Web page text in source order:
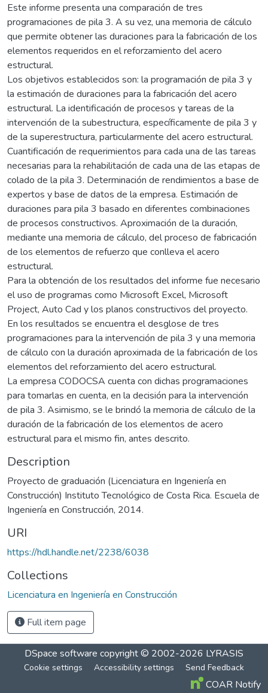
Este informe presenta una comparación de tres
programaciones de pila 3. A su vez, una memoria de cálculo
que permite obtener las duraciones para la fabricación de los
elementos requeridos en el reforzamiento del acero
estructural.
Los objetivos establecidos son: la programación de pila 3 y
la estimación de duraciones para la fabricación del acero
estructural. La identificación de procesos y tareas de la
intervención de la subestructura, específicamente de pila 3 y
de la superestructura, particularmente del acero estructural.
Cuantificación de requerimientos para cada una de las tareas
necesarias para la rehabilitación de cada una de las etapas de
colado de la pila 3. Determinación de rendimientos a base de
expertos y base de datos de la empresa. Estimación de
duraciones para pila 3 basado en diferentes combinaciones
de procesos constructivos. Aproximación de la duración,
mediante una memoria de cálculo, del proceso de fabricación
de los elementos de refuerzo que conlleva el acero
estructural.
Para la obtención de los resultados del informe fue necesario
el uso de programas como Microsoft Excel, Microsoft
Project, Auto Cad y los planos constructivos del proyecto.
En los resultados se encuentra el desglose de tres
programaciones para la intervención de pila 3 y una memoria
de cálculo con la duración aproximada de la fabricación de los
elementos del reforzamiento del acero estructural.
La empresa CODOCSA cuenta con dichas programaciones
para tomarlas en cuenta, en la decisión para la intervención
de pila 3. Asimismo, se le brindó la memoria de cálculo de la
duración de la fabricación de los elementos de acero
estructural para el mismo fin, antes descrito.
Description
Proyecto de graduación (Licenciatura en Ingeniería en
Construcción) Instituto Tecnológico de Costa Rica. Escuela de
Ingeniería en Construcción, 2014.
URI
https://hdl.handle.net/2238/6038
Collections
Licenciatura en Ingeniería en Construcción
Full item page
DSpace software copyright © 2002-2026 LYRASIS
Cookie settings Accessibility settings Send Feedback
COAR Notify